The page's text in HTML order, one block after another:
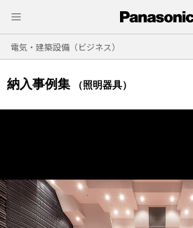
電気・建築設備（ビジネス）
納入事例集 （照明器具）